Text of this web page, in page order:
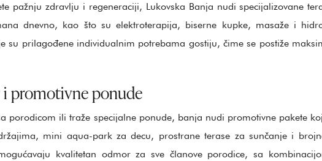
pažnju zdravlju i regeneraciji, Lukovska Banja nudi specijalizovane
dnevno, kao što su elektroterapija, biserne kupke, masaže i
su prilagođene individualnim potrebama gostiju, čime se postiže
promotivne ponude
porodicom ili traže specijalne ponude, banja nudi promotivne pakete
mini aqua-park za decu, prostrane terase za sunčanje i
kvalitetan odmor za sve članove porodice, sa